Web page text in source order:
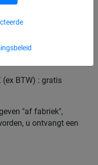
BTW) : gratis
"af fabriek",
u ontvangt een